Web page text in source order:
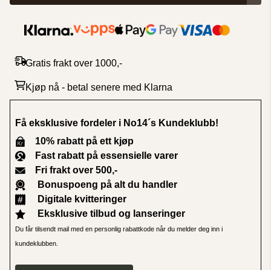
Gratis frakt over 1000,-
Kjøp nå - betal senere med Klarna
Få eksklusive fordeler i No14´s Kundeklubb!
10% rabatt på ett kjøp
Fast rabatt på essensielle varer
Fri frakt over 500,-
Bonuspoeng på alt du handler
Digitale kvitteringer
Eksklusive tilbud og lanseringer
Du får tilsendt mail med en personlig rabattkode når du melder deg inn i
kundeklubben.